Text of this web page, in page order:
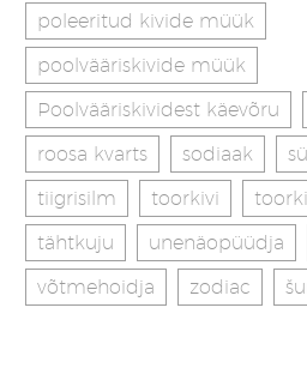
poleeritud kivide müük
poolvääriskivide müük
Poolvääriskividest käevõru
roosa kvarts
sodiaak
tiigrisilm
toorkivi
tähtkuju
unenäopüüdja
võtmehoidja
zodiac